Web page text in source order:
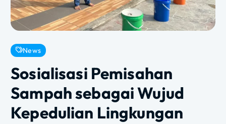
News
Sosialisasi Pemisahan
Sampah sebagai Wujud
Kepedulian Lingkungan